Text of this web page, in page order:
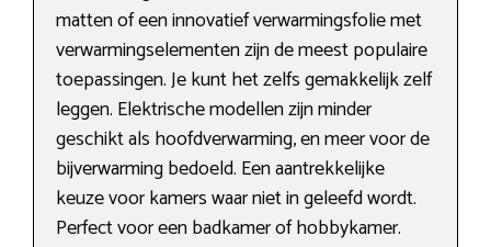
matten of een innovatief verwarmingsfolie met
verwarmingselementen zijn de meest populaire
toepassingen. Je kunt het zelfs gemakkelijk zelf
leggen. Elektrische modellen zijn minder
geschikt als hoofdverwarming, en meer voor de
bijverwarming bedoeld. Een aantrekkelijke
keuze voor kamers waar niet in geleefd wordt.
Perfect voor een badkamer of hobbykamer.